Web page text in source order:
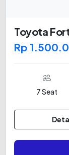
Toyota
Rp
7 Seat